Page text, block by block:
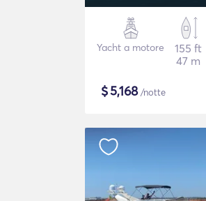
Yacht a motore
155 ft
47 m
$5,168/notte